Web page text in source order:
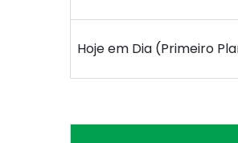
Hoje em Dia (Primeiro